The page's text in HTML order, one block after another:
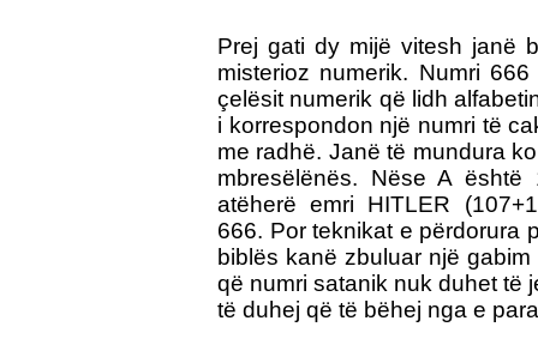
Prej gati dy mijë vitesh janë
misterioz numerik. Numri
çelësit numerik që lidh
i korrespondon një numri të
me radhë. Janë të mundura
mbresëlënës. Nëse A
atëherë emri HITLER
666. Por teknikat e përdorura
biblës kanë zbuluar një
që numri satanik nuk duhet të
të duhej që të bëhej nga e